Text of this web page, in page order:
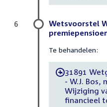
Wetsvoorstel
Te behandelen:
-31891
- W.J. Bos,
Wijziging
financieel
6